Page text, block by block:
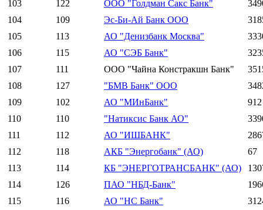
103 122 ООО "Голдман Сакс Банк"
104
109 Эс-Би-Ай Банк ООО
105
113 АО "Денизбанк Москва"
106
115 АО "СЭБ Банк"
107
111 ООО "Чайна Констракшн Банк"
108
127 "БМВ Банк" ООО
109
102 АО "МИнБанк"
912
110
110 "Натиксис Банк АО"
111
112 АО "ИШБАНК"
112
118 АКБ "Энергобанк" (АО)
67
113
114 КБ "ЭНЕРГОТРАНСБАНК" (АО)
114
126 ПАО "НБД-Банк"
115
116 АО "НС Банк"